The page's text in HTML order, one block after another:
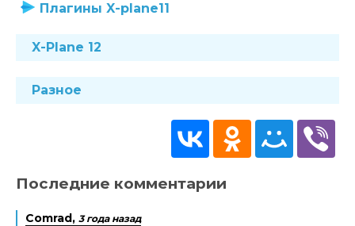
Плагины X-plane11
X-Plane 12
Разное
Последние комментарии
Comrad, 3 года назад